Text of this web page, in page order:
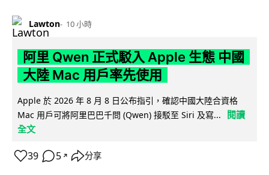
Lawton 10 小時
阿里 Qwen 正式駁入 Apple 生態 中國
大陸 Mac 用戶率先使用
Apple 於 2026 年 8 月 8 日公布指引，確認中國大陸合資格
Mac 用戶可將阿里巴巴千問 (Qwen) 接駁至 Siri 及寫...
閱讀
全文
39 5 ↗ 分享